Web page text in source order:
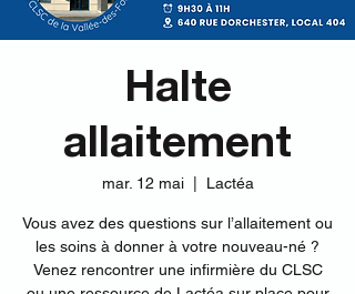
Halte
allaitement
mar. 12 mai
  |
Lactéa
Vous avez des questions sur l’allaitement ou
les soins à donner à votre nouveau-né ?
Venez rencontrer une infirmière du CLSC